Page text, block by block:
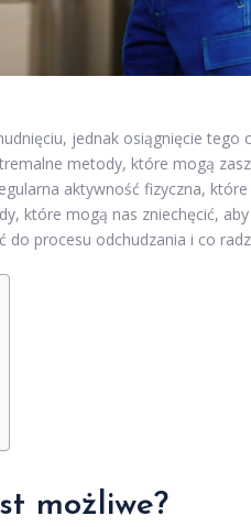
jednak osiągnięcie tego
metody, które mogą
aktywność fizyczna, które
które mogą nas zniechęcić,
procesu odchudzania i co
możliwe?